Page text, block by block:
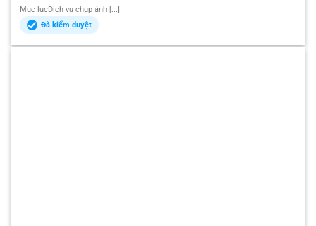
Mục lụcDịch vụ chụp ảnh [...]
Đã kiểm duyệt